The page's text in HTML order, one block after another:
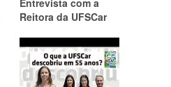
Reitora da UFSCar